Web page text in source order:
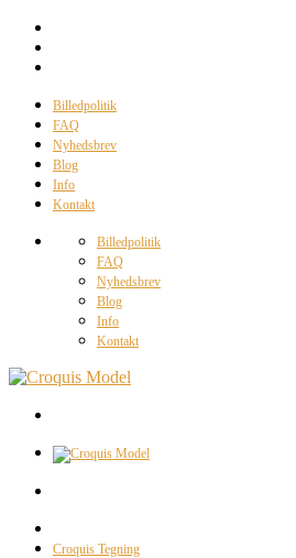
Billedpolitik
FAQ
Nyhedsbrev
Blog
Info
Kontakt
Billedpolitik
FAQ
Nyhedsbrev
Blog
Info
Kontakt
Croquis Tegning